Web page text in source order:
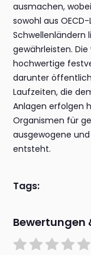
ausmachen,
sowohl aus
Schwellenländern
gewährleisten.
hochwertige
darunter
Laufzeiten, die
Anlagen erfolgen
Organismen für
ausgewogene
entsteht.
Tags:
Bewertungen